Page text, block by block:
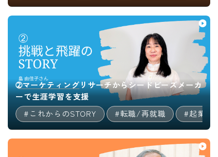
【専門分野】
□人事・評価・賃金制度の設
計と運用
□退職金制度（確定給付・確
定拠出企業年金、中退共運
営）
□規定制定・改定（就業規
則、転勤・役員規・職務分掌
規程等）
□各種監査対応
（SOX,ISMS,OHSAS,EICC、
➁マーケティングリサーチからシードビーズメーカ
ーで生涯学習を支援
#これからのSTORY
#転職/再就職 #起業